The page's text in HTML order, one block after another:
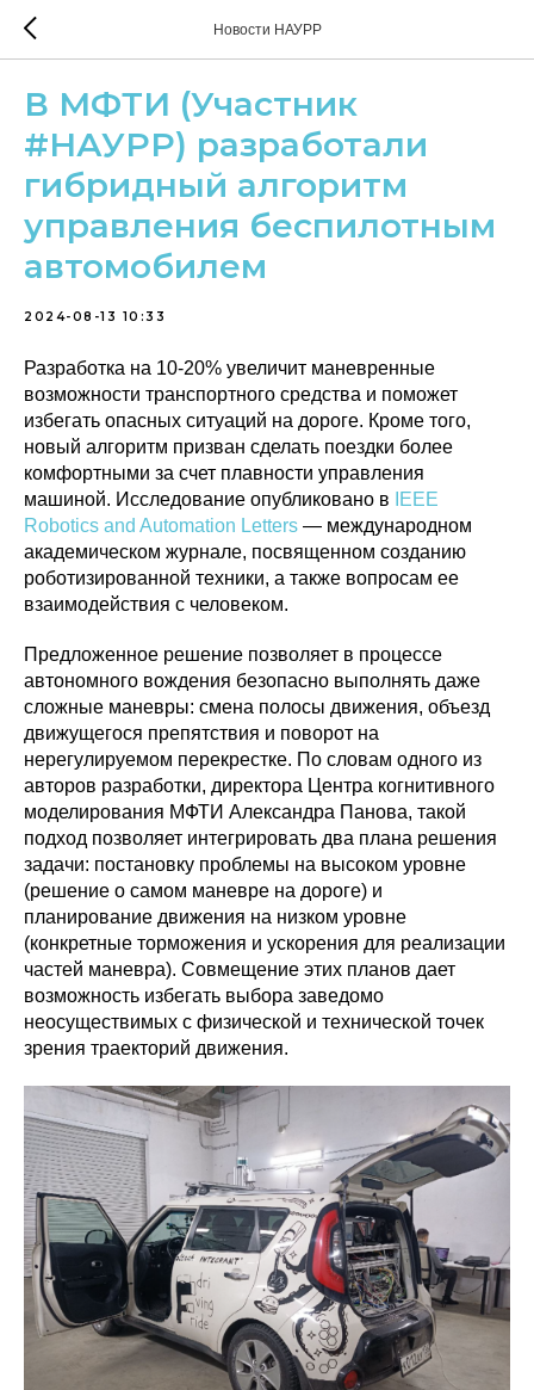
Новости НАУРР
В МФТИ (Участник
#НАУРР) разработали
гибридный алгоритм
управления беспилотным
автомобилем
2024-08-13 10:33
Разработка на 10-20% увеличит маневренные
возможности транспортного средства и поможет
избегать опасных ситуаций на дороге. Кроме того,
новый алгоритм призван сделать поездки более
комфортными за счет плавности управления
машиной. Исследование опубликовано в
IEEE
Robotics and Automation Letters — международном
академическом журнале, посвященном созданию
роботизированной техники, а также вопросам ее
взаимодействия с человеком.
Предложенное решение позволяет в процессе
автономного вождения безопасно выполнять даже
сложные маневры: смена полосы движения, объезд
движущегося препятствия и поворот на
нерегулируемом перекрестке. По словам одного из
авторов разработки, директора Центра когнитивного
моделирования МФТИ Александра Панова, такой
подход позволяет интегрировать два плана решения
задачи: постановку проблемы на высоком уровне
(решение о самом маневре на дороге) и
планирование движения на низком уровне
(конкретные торможения и ускорения для реализации
частей маневра). Совмещение этих планов дает
возможность избегать выбора заведомо
неосуществимых с физической и технической точек
зрения траекторий движения.